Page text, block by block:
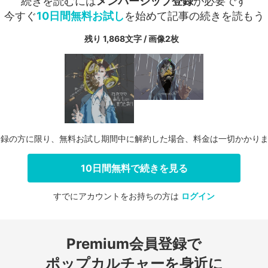
今すぐ10日間無料お試しを始めて記事の続きを読もう
残り 1,868文字 / 画像2枚
ログインする
の方に限り、無料お試し期間中に解約した場合、料金は一切かかり
10日間無料で続きを見る
すでにアカウントをお持ちの方は ログイン
Premium会員登録で
ポップカルチャーを身近に